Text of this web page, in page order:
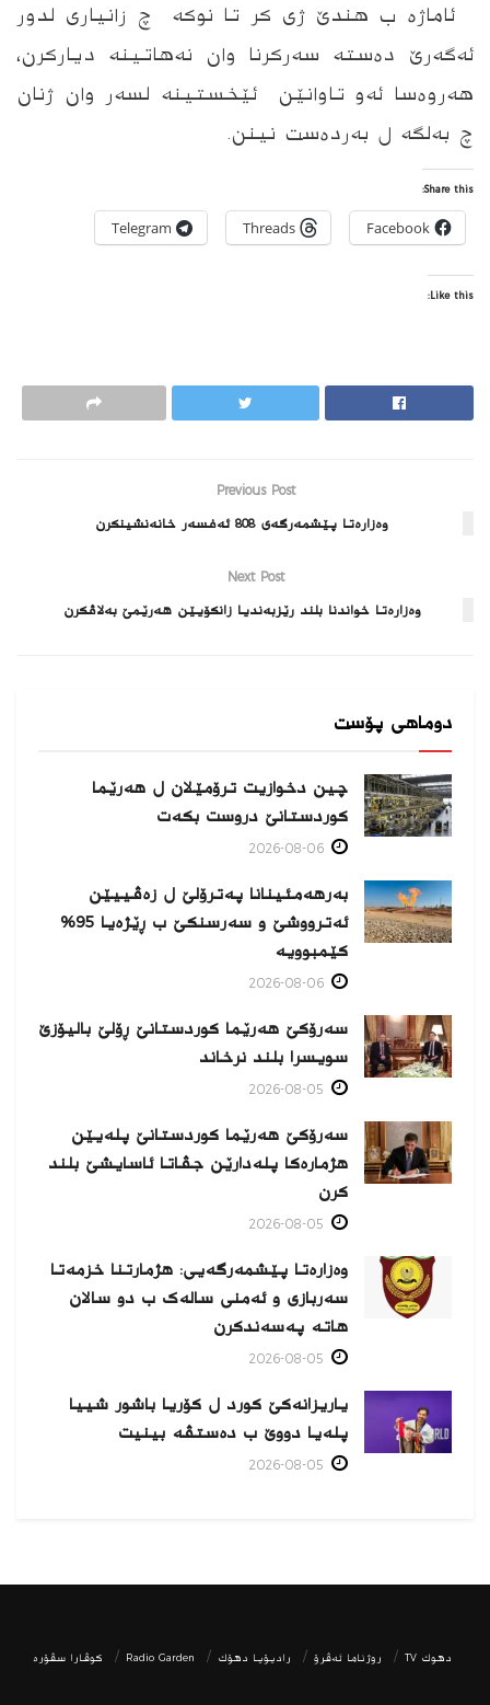
ئاماژه‌ ب هندێ ژى كر تا نوكه‌ چ زانیارى لدور
ئه‌گه‌رێ ده‌سته‌ سه‌ركرنا وان نه‌هاتینه‌ دیاركرن،
هه‌روه‌سا ئه‌و تاوانێن ئێخستینه‌ لسه‌ر وان ژنان
چ به‌لگه‌ ل به‌رده‌ست نینن.
Share this:
Facebook
Threads
Telegram
Like this:
Previous Post
وەزارەتا پێشمەرگەی 808 ئەفسەر خانەنشینکرن
Next Post
وه‌زاره‌تا خواندنا بلند رێزبه‌ندیا زانكۆیێن هه‌رێمێ به‌لاڤكرن
دوماهی پۆست
چین دخوازیت ترۆمێلان ل هەرێما
كوردستانێ دروست بكەت
بەرهەمئینانا په‌ترۆلێ ل زه‌ڤییێن
ئەترووشێ و سەرسنكێ ب ڕێژەیا 95%
كێمبوویە
سەرۆکێ هەرێما کوردستانێ ڕۆلێ بالیۆزێ
سویسرا بلند نرخاند
سەرۆکێ هەرێما کوردستانێ پلەیێن
هژمارەكا پلەدارێن جڤاتا ئاسایشێ بلند
كرن
وەزارەتا پێشمەرگەیی: هژمارتنا خزمەتا
سەربازی و ئەمنی سالەک ب دو سالان
هاتە پەسەندكرن
یاریزانەكێ کورد ل کۆریا باشور شییا
پلەیا دووێ ب دەستڤە بینیت
دھوك TV روژناما ئەڤرۆ رادیۆیا دهۆك Radio Garden كوڤارا سڤۆره‌